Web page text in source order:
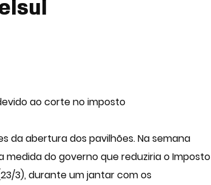
ao corte no imposto
da abertura dos pavilhões. Na semana
do governo que reduziria o Imposto
3), durante um jantar com os